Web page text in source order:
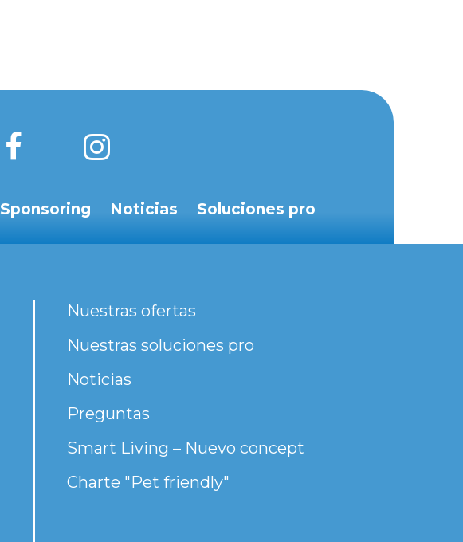
Sponsoring Noticias Soluciones pro
Nuestras ofertas
Nuestras soluciones pro
Noticias
Preguntas
Smart Living – Nuevo concept
Charte "Pet friendly"